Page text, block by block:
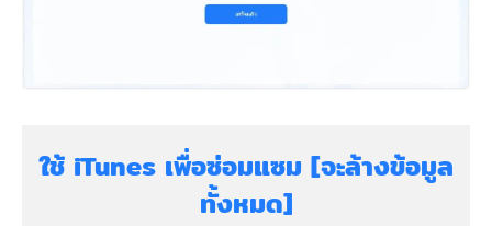
ใช้ iTunes เพื่อซ่อมแซม [จะล้างข้อมูล
ทั้งหมด]